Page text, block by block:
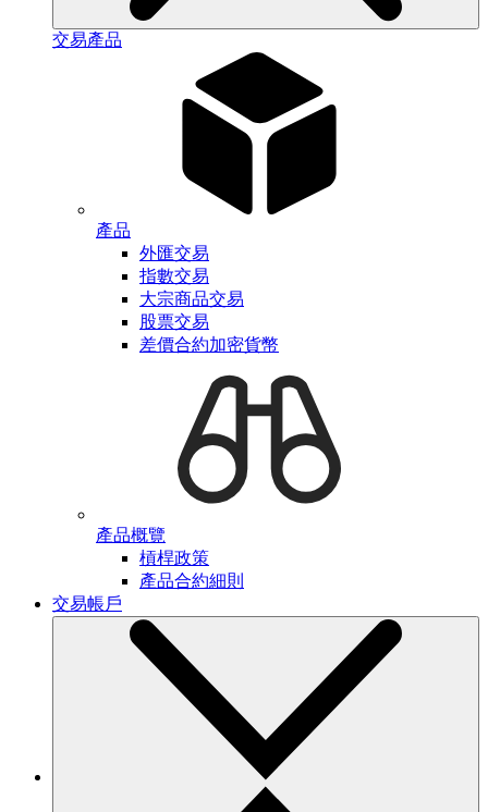
交易產品
產品
外匯交易
指數交易
大宗商品交易
股票交易
差價合約加密貨幣
產品概覽
槓桿政策
產品合約細則
交易帳戶